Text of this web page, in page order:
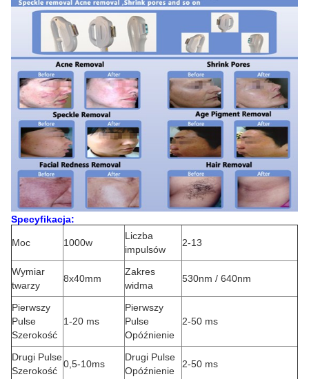
Specyfikacja:
Moc 1000w
Liczba
impulsów
2-13
Wymiar
twarzy
8x40mm
Zakres
widma
530nm / 640nm
Pierwszy
Pulse
Szerokość
1-20 ms
Pierwszy
Pulse
Opóźnienie
2-50 ms
Drugi Pulse
Szerokość
0,5-10ms
Drugi Pulse
Opóźnienie
2-50 ms